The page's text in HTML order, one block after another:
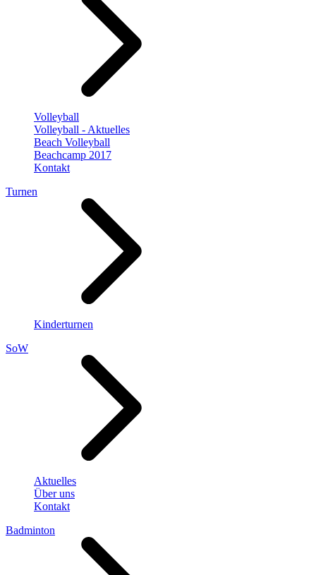
Volleyball
Volleyball - Aktuelles
Beach Volleyball
Beachcamp 2017
Kontakt
Turnen
Kinderturnen
SoW
Aktuelles
Über uns
Kontakt
Badminton